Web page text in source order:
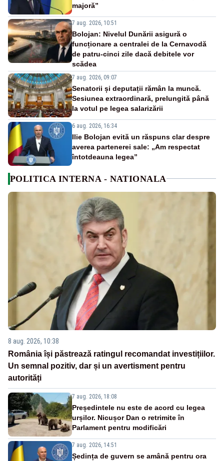
majoră”
7 aug. 2026, 10:51
Bolojan: Nivelul Dunării asigură o
funcționare a centralei de la Cernavodă
de patru-cinci zile dacă debitele vor
scădea
7 aug. 2026, 09:07
Senatorii și deputații rămân la muncă.
Sesiunea extraordinară, prelungită până
la votul pe legea salarizării
6 aug. 2026, 16:34
Ilie Bolojan evită un răspuns clar despre
averea partenerei sale: „Am respectat
întotdeauna legea”
POLITICA INTERNA - NATIONALA
8 aug. 2026, 10:38
România își păstrează ratingul recomandat investițiilor.
Un semnal pozitiv, dar și un avertisment pentru
autorități
7 aug. 2026, 18:08
Președintele nu este de acord cu legea
urșilor. Nicușor Dan o retrimite în
Parlament pentru modificări
7 aug. 2026, 14:51
Ședința de guvern se amână pentru ora